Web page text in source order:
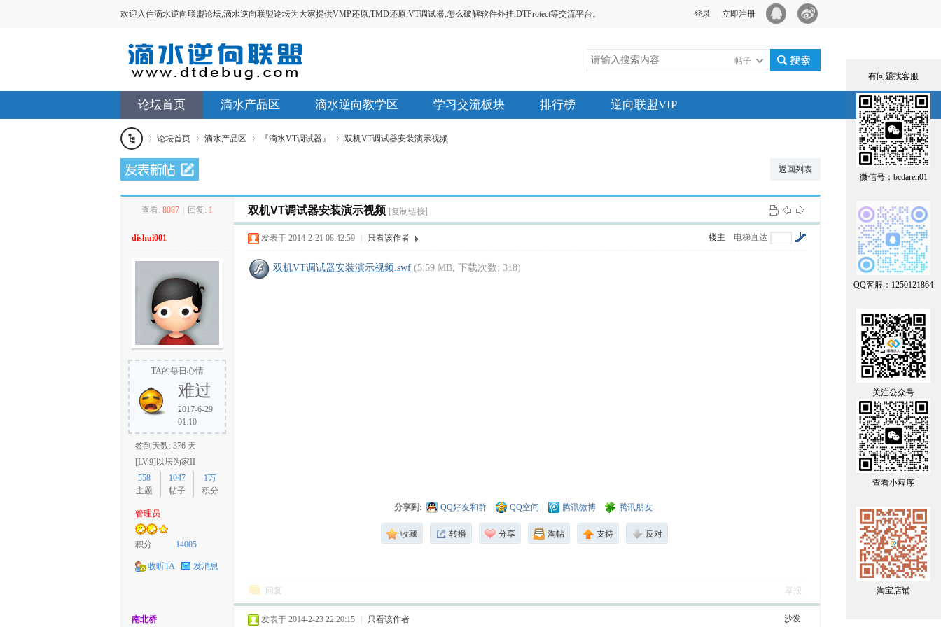
欢迎入住滴水逆向联盟论坛,滴水逆向联盟论坛为大家提供VMP还原,TMD还原,VT调试器,怎么破解软件外挂,DTProtect等交流平台。 立即注册
登录
帖子
论坛首页 滴水产品区 滴水逆向教学区 学习交流板块 排行榜 逆向联盟VIP
有问题找客服
微信号：bcdaren01
QQ客服：1250121864
关注公众号
查看小程序
淘宝店铺
»
论坛首页
›
滴水产品区
›
『滴水VT调试器』
›
双机VT调试器安装演示视频
返回列表
查看: 8087 回复: 1 双机VT调试器安装演示视频 [复制链接]
dishui001
TA的每日心情
难过
2017-6-29
01:10
签到天数: 376 天
[LV.9]以坛为家II
558
主题
1047
帖子
1万
积分
管理员
积分 14005
收听TA 发消息
电梯直达
楼主
发表于 2014-2-21 08:42:59 只看该作者
双机VT调试器安装演示视频.swf (5.59 MB, 下载次数: 318)
分享到: QQ好友和群 QQ空间 腾讯微博 腾讯朋友
收藏 转播 分享 淘帖 支持 反对
回复 举报
南北桥 沙发
发表于 2014-2-23 22:20:15 只看该作者